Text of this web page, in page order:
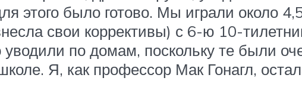
этого было готово. Мы играли около
свои коррективы) с 6-ю 10-
по домам, поскольку те были
Я, как профессор Мак Гонагл,